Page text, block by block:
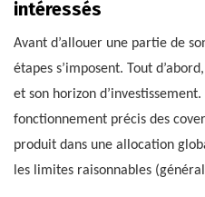
intéressés
Avant d’allouer une partie de
étapes s’imposent. Tout
et son horizon
fonctionnement précis des
produit dans une allocation
les limites raisonnables